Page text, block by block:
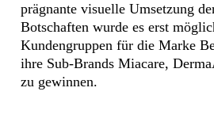
prägnante visuelle Umsetzung
Botschaften wurde es erst
Kundengruppen für die Marke
ihre Sub-Brands Miacare,
zu gewinnen.